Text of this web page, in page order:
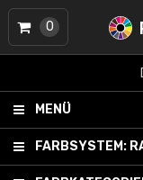
MENÜ
FARBSYSTEM:
0